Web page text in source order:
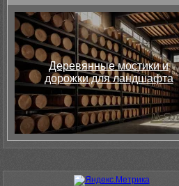
Деревянные мостики и
дорожки для ландшафта